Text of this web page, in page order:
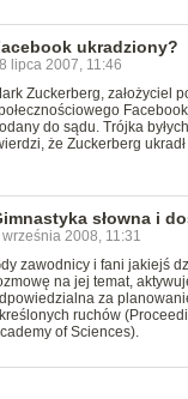
ukradziony?
lipca 2007, 11:46
Zuckerberg, założyciel
do sądu. Trójka
że Zuckerberg
słowna i
września 2008, 11:31
zawodnicy i fani jakiejś
na jej temat,
za
ruchów
of Sciences).